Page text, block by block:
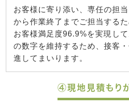
お客様に寄り添い、専任の担
から作業終了までご担当する
お客様満足度96.9%を実現し
の数字を維持するため、接客
進してまいります。
④現地見積もり